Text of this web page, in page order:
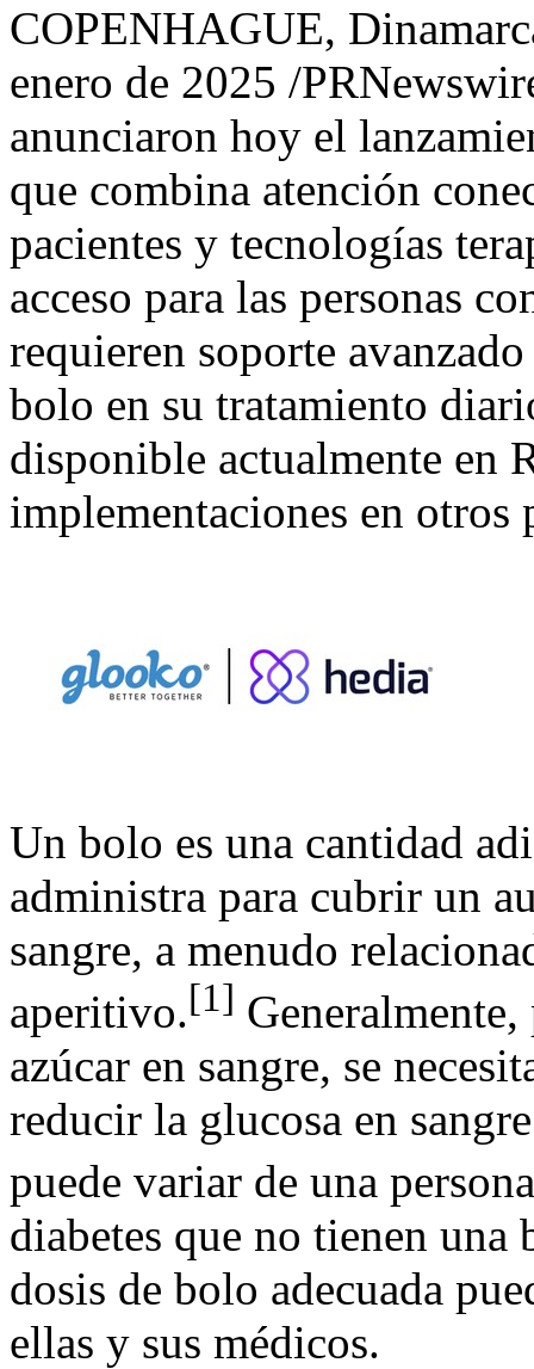
COPENHAGUE,
enero de 2025 /
anunciaron hoy el
que combina atención
pacientes y tecnologías
acceso para las personas
requieren soporte
bolo en su tratamiento
disponible actualmente en
implementaciones en otros
Un bolo es una cantidad
administra para cubrir un
sangre, a menudo
aperitivo.[1]
azúcar en sangre, se
reducir la glucosa en
puede variar de una
diabetes que no tienen
dosis de bolo adecuada
ellas y sus médicos.